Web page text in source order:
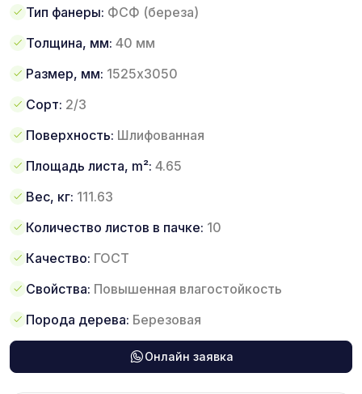
Тип фанеры: ФСФ (береза)
Толщина, мм: 40 мм
Размер, мм: 1525х3050
Сорт: 2/3
Поверхность: Шлифованная
Площадь листа, m²: 4.65
Вес, кг: 111.63
Количество листов в пачке: 10
Качество: ГОСТ
Свойства: Повышенная влагостойкость
Порода дерева: Березовая
Онлайн заявка